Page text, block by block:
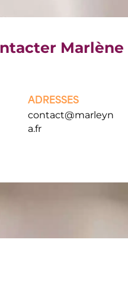
Marlène
ADRESSES
contact@marleyn
a.fr